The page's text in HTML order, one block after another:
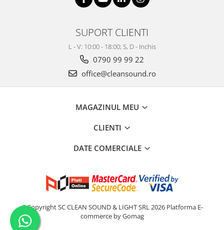
SUPORT CLIENTI
L - V: 10:00 - 18:00; S, D - Inchis
0790 99 99 22
office@cleansound.ro
MAGAZINUL MEU
CLIENTI
DATE COMERCIALE
©Copyright SC CLEAN SOUND & LIGHT SRL 2026 Platforma E-
commerce by Gomag